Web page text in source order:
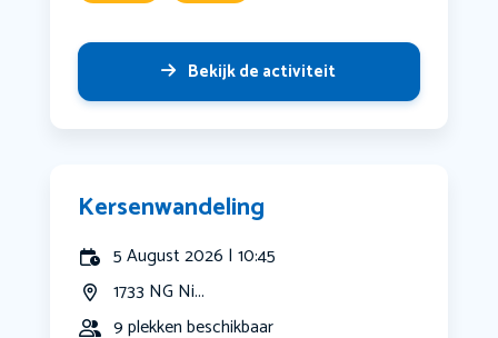
Bekijk de activiteit
Kersenwandeling
5 August 2026 | 10:45
1733 NG Ni...
9 plekken beschikbaar